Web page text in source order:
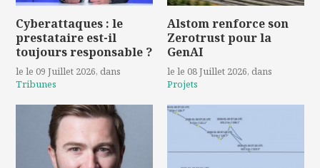
Cyberattaques : le
prestataire est-il
toujours responsable ?
le le 09 Juillet 2026, dans
Tribunes
Alstom renforce son
Zerotrust pour la
GenAI
le le 08 Juillet 2026, dans
Projets